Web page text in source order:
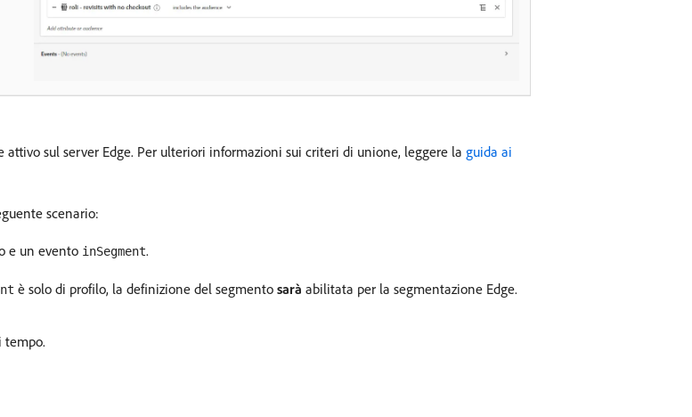
attivo sul server Edge. Per ulteriori informazioni sui criteri di unione, leggere la guida ai
scenario:
e un evento inSegment.
è solo di profilo, la definizione del segmento sarà abilitata per la segmentazione Edge.
tempo.